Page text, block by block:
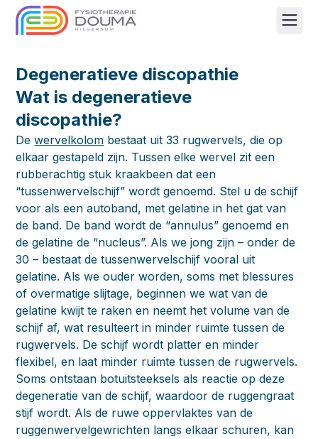
Degeneratieve discopathie
Wat is degeneratieve
discopathie?
Dewervelkolom bestaat uit 33 rugwervels, die op
elkaar gestapeld zijn. Tussen elke wervel zit een
rubberachtig stuk kraakbeen dat een
“tussenwervelschijf” wordt genoemd. Stel u de schijf
voor als een autoband, met gelatine in het gat van
de band. De band wordt de “annulus” genoemd en
de gelatine de “nucleus”. Als we jong zijn – onder de
30 – bestaat de tussenwervelschijf vooral uit
gelatine. Als we ouder worden, soms met blessures
of overmatige slijtage, beginnen we wat van de
gelatine kwijt te raken en neemt het volume van de
schijf af, wat resulteert in minder ruimte tussen de
rugwervels. De schijf wordt platter en minder
flexibel, en laat minder ruimte tussen de rugwervels.
Soms ontstaan botuitsteeksels als reactie op deze
degeneratie van de schijf, waardoor de ruggengraat
stijf wordt. Als de ruwe oppervlaktes van de
ruggenwervelgewrichten langs elkaar schuren, kan